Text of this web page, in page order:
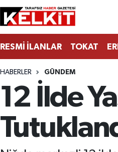
RESMİ İLANLAR TOKAT
HABERLER GÜNDEM
12 İlde